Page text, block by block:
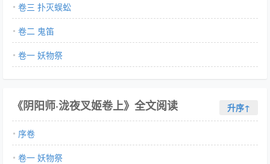
卷三 扑灭蜈蚣
卷二 鬼笛
卷一 妖物祭
《阴阳师·泷夜叉姬卷上》全文阅读 升序↑
序卷
卷一 妖物祭